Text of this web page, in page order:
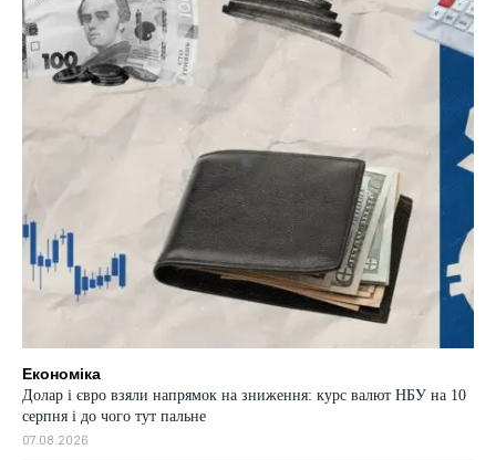
Економіка
Долар і євро взяли напрямок на зниження: курс валют НБУ на 10
серпня і до чого тут пальне
07.08.2026